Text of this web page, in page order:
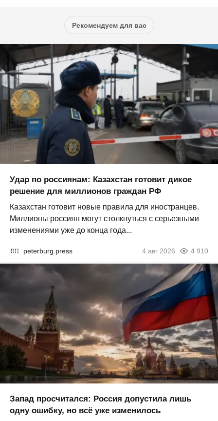
Рекомендуем для вас
Удар по россиянам: Казахстан готовит дикое
решение для миллионов граждан РФ
Казахстан готовит новые правила для иностранцев.
Миллионы россиян могут столкнуться с серьезными
изменениями уже до конца года...
peterburg.press 4 авг 2026 4 910
Запад просчитался: Россия допустила лишь
одну ошибку, но всё уже изменилось